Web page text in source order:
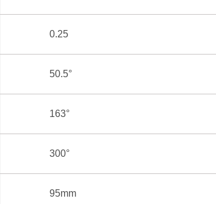
0.25
50.5°
163°
300°
95mm